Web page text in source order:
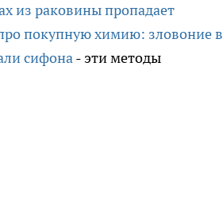
из раковины пропадает
покупную химию: зловоние в
сифона- эти методы